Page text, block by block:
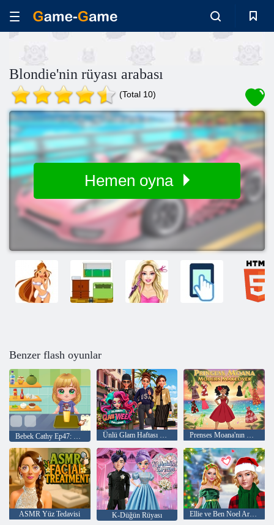
Blondie'nin rüyası arabası
(Total 10)
Hemen oyna
Benzer flash oyunlar
Bebek Cathy Ep47: Güzel İçecekler Ünlü Glam Haftası Yarışması Prenses Moana'nın Modern Görünümü
ASMR Yüz Tedavisi K-Düğün Rüyası Ellie ve Ben Noel Arifesi